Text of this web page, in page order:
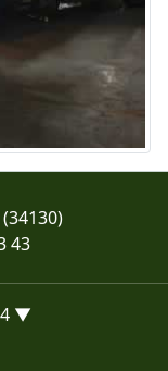
43
▼